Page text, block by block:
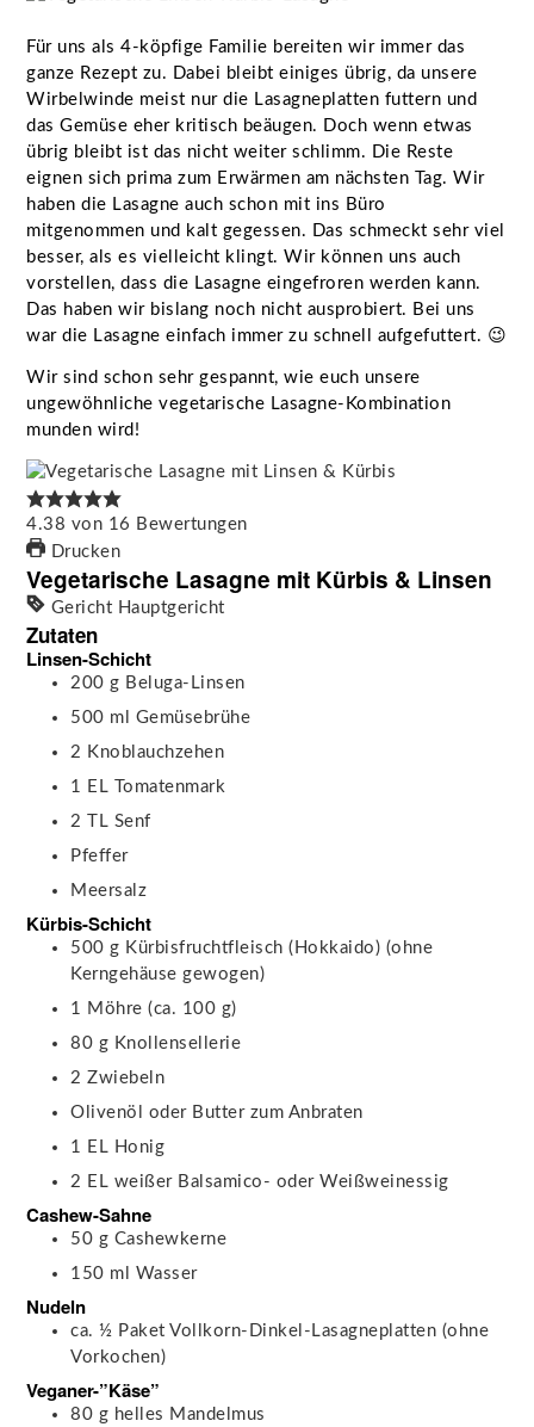
Für uns als 4-köpfige Familie bereiten wir immer das
ganze Rezept zu. Dabei bleibt einiges übrig, da unsere
Wirbelwinde meist nur die Lasagneplatten futtern und
das Gemüse eher kritisch beäugen. Doch wenn etwas
übrig bleibt ist das nicht weiter schlimm. Die Reste
eignen sich prima zum Erwärmen am nächsten Tag. Wir
haben die Lasagne auch schon mit ins Büro
mitgenommen und kalt gegessen. Das schmeckt sehr viel
besser, als es vielleicht klingt. Wir können uns auch
vorstellen, dass die Lasagne eingefroren werden kann.
Das haben wir bislang noch nicht ausprobiert. Bei uns
war die Lasagne einfach immer zu schnell aufgefuttert. 😉
Wir sind schon sehr gespannt, wie euch unsere
ungewöhnliche vegetarische Lasagne-Kombination
munden wird!
4.38 von 16 Bewertungen
Drucken
Vegetarische Lasagne mit Kürbis & Linsen
Gericht Hauptgericht
Zutaten
Linsen-Schicht
200 g Beluga-Linsen
500 ml
Gemüsebrühe
2 Knoblauchzehen
1 EL
Tomatenmark
2
TL Senf
Pfeffer
Meersalz
Kürbis-Schicht
500 g Kürbisfruchtfleisch (Hokkaido) (ohne
Kerngehäuse gewogen)
1 Möhre (ca. 100 g)
80 g Knollensellerie
2 Zwiebeln
Olivenöl oder Butter zum Anbraten
1 EL Honig
2 EL weißer Balsamico- oder Weißweinessig
Cashew-Sahne
50 g Cashewkerne
150 ml Wasser
Nudeln
ca. ½ Paket Vollkorn-Dinkel-Lasagneplatten (ohne
Vorkochen)
Veganer-”Käse”
80 g helles Mandelmus